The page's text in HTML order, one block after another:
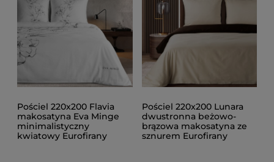
Pościel 220x200 Flavia
makosatyna Eva Minge
minimalistyczny
kwiatowy Eurofirany
Pościel 220x200 Lunara
dwustronna beżowo-
brązowa makosatyna ze
sznurem Eurofirany